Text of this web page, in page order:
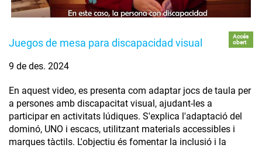
Juegos de mesa para discapacidad visual
Accés
obert
9 de des. 2024
En aquest video, es presenta com adaptar jocs de taula per
a persones amb discapacitat visual, ajudant-les a
participar en activitats lúdiques. S'explica l'adaptació del
dominó, UNO i escacs, utilitzant materials accessibles i
marques tàctils. L'objectiu és fomentar la inclusió i la